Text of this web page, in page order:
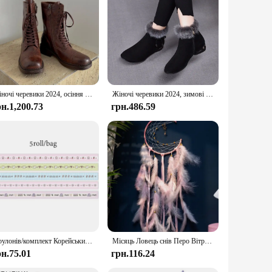
leather, these shoes offer a luxurious feel with
outfit. Whether you're attending a casual meeting or
that they are a timeless addition to your shoe
ensuring that you can find the perfect fit for your feet.
ideal for a variety of scenarios, from work to social
just about aesthetics; they are designed to provide
and feeling your best.
Жіночі черевики 2024, осіння мода, коричневі, ретро, британські робочі черевики на товстій підошві, шнурівка, комфортні лицарські черевики на низькому каблуці з квадратним носком Жіночі черевики 2024, зимові ботильйони, круглий носок, низький каблук, плюшеві плюшеві бавовняні черевики, зручне тепле протиковзке морозостійке робоче взуття
грн.486.59
5 рулонів/комплект Корейський тонкий спалах Washi Tape Set Dream Selling Galaxy Cute Girl Sticker Handbook DIY Material Loop Stickers Місяць Ловець снів Перо Вітряні куранти Ручна робота Настінні прикраси для спальні Подарунки на день народження Фестиваль Прикраси дому Ремесла
грн.116.24